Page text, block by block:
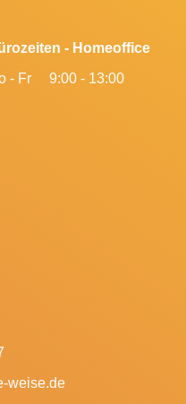
- Homeoffice
- Fr
9:00 - 13:00
weise.de